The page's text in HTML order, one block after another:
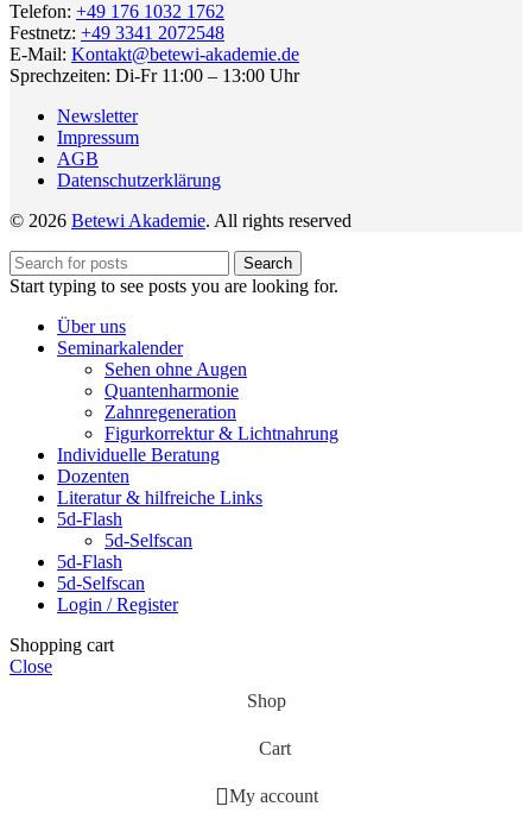
Telefon: +49 176 1032 1762
Festnetz: +49 3341 2072548
E-Mail: Kontakt@betewi-akademie.de
Sprechzeiten: Di-Fr 11:00 – 13:00 Uhr
Newsletter
Impressum
AGB
Datenschutzerklärung
© 2026 Betewi Akademie. All rights reserved
Search
Start typing to see posts you are looking for.
Über uns
Seminarkalender
Sehen ohne Augen
Quantenharmonie
Zahnregeneration
Figurkorrektur & Lichtnahrung
Individuelle Beratung
Dozenten
Literatur & hilfreiche Links
5d-Flash
5d-Selfscan
5d-Flash
5d-Selfscan
Login / Register
Shopping cart
Close
Shop
Cart
My account